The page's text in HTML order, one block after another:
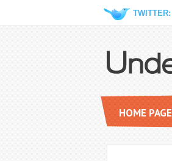
HOME PAGE
TWITTER: